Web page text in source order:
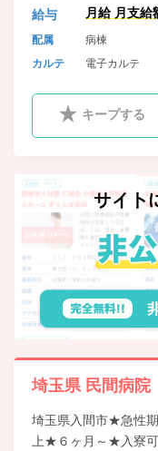
給与
月給 月支給
業代含む）
配属
病棟
カルテ
電子カルテ
キープする
埼玉県 民間病院
埼玉県入間市★急性
上★６ヶ月～★入寮可